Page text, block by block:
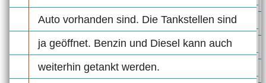
Auto vorhanden sind. Die Tankstellen sind
ja geöffnet. Benzin und Diesel kann auch
weiterhin getankt werden.